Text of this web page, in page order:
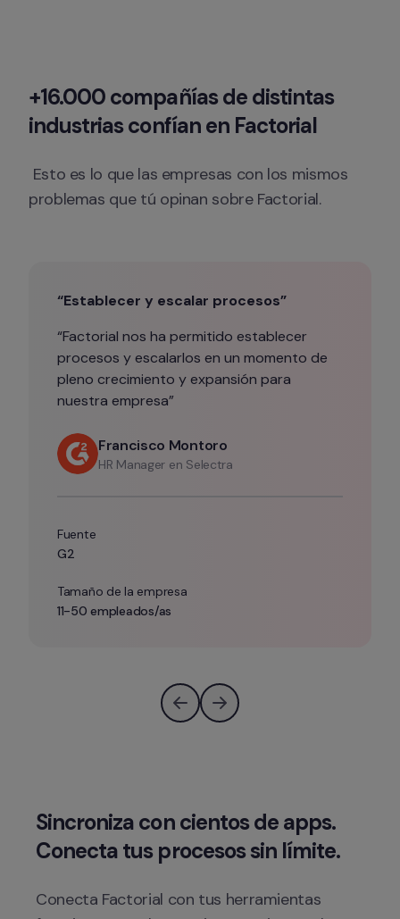
+16.000 compañías de distintas
industrias confían en Factorial
problemas que tú opinan sobre Factorial.
“Establecer y escalar procesos”
“Factorial nos ha permitido establecer
procesos y escalarlos en un momento de
pleno crecimiento y expansión para
nuestra empresa”
Francisco Montoro
HR Manager en Selectra
Fuente
G2
Tamaño de la empresa
11-50 empleados/as
Sincroniza con cientos de apps.
Conecta Factorial con tus herramientas